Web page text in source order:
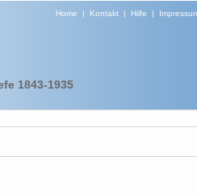
Home | Kontakt| Hilfe |
1843-1935